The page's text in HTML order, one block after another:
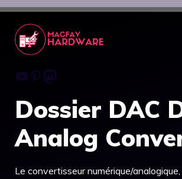
Aller
contenu
Youtube
Pinterest
Mastodon
Dossier DAC
Analog
Le convertisseur numérique/